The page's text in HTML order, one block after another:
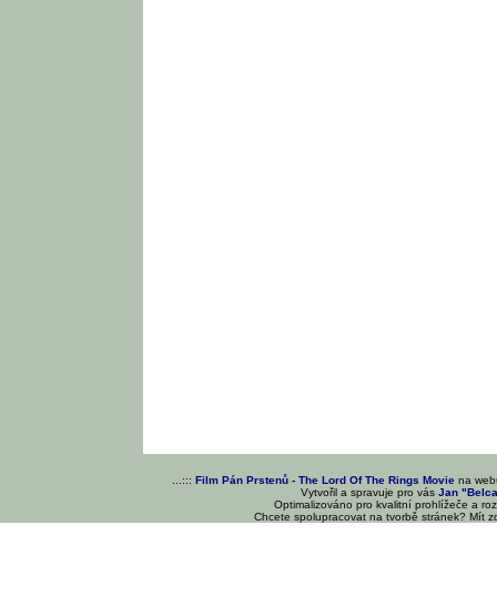
...::: Film Pán Prstenů - The Lord Of The Rings Movie na
Vytvořil a spravuje pro vásJan
Optimalizováno pro kvalitní prohlížeče a
Chcete spolupracovat na tvorbě stránek? Mít